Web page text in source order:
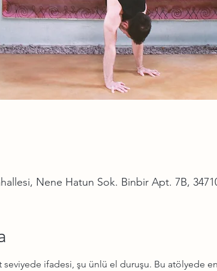
Nene Hatun Sok. Binbir Apt. 7B,
ifadesi, şu ünlü el duruşu. Bu atölyede